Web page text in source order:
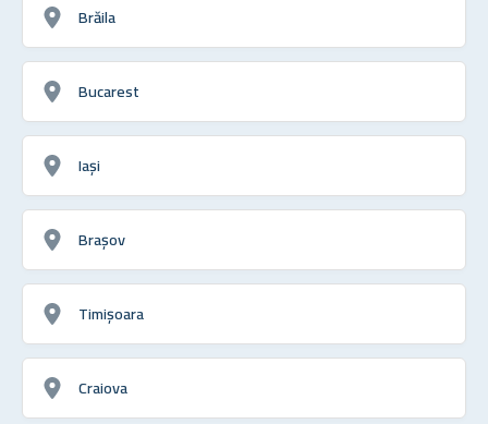
Brăila
Bucarest
Iași
Brașov
Timișoara
Craiova